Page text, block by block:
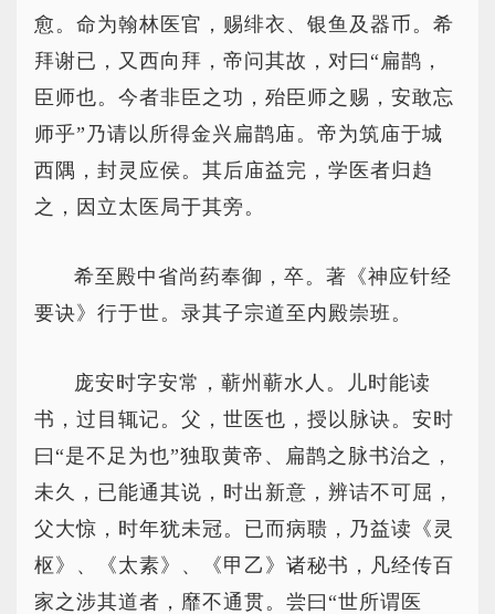
愈。命为翰林医官，赐绯衣、银鱼及器币。希
拜谢已，又西向拜，帝问其故，对曰“扁鹊，
臣师也。今者非臣之功，殆臣师之赐，安敢忘
师乎”乃请以所得金兴扁鹊庙。帝为筑庙于城
西隅，封灵应侯。其后庙益完，学医者归趋
之，因立太医局于其旁。
希至殿中省尚药奉御，卒。著《神应针经
要诀》行于世。录其子宗道至内殿崇班。
庞安时字安常，蕲州蕲水人。儿时能读
书，过目辄记。父，世医也，授以脉诀。安时
曰“是不足为也”独取黄帝、扁鹊之脉书治之，
未久，已能通其说，时出新意，辨诘不可屈，
父大惊，时年犹未冠。已而病聩，乃益读《灵
枢》、《太素》、《甲乙》诸秘书，凡经传百
家之涉其道者，靡不通贯。尝曰“世所谓医